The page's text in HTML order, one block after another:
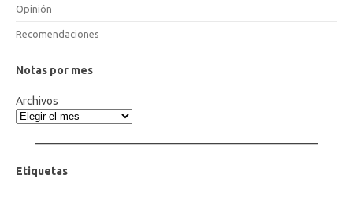
Opinión
Recomendaciones
Notas por mes
Archivos
Etiquetas